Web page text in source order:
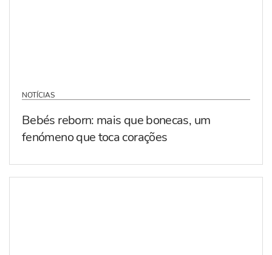
NOTÍCIAS
Bebés reborn: mais que bonecas, um
fenómeno que toca corações